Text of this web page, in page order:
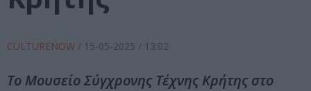
CULTURENOW / 15-05-2025 / 13:02
Το Μουσείο Σύγχρονης Τέχνης Κρήτης στο